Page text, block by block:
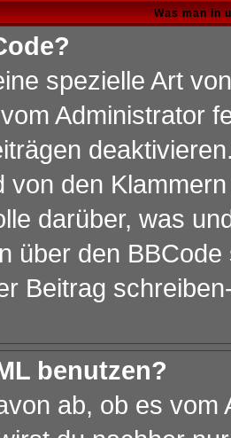
Was man in
spezielle Art
Administrator
von den
darüber, was
über den
Beitrag
benutzen?
ab, ob es